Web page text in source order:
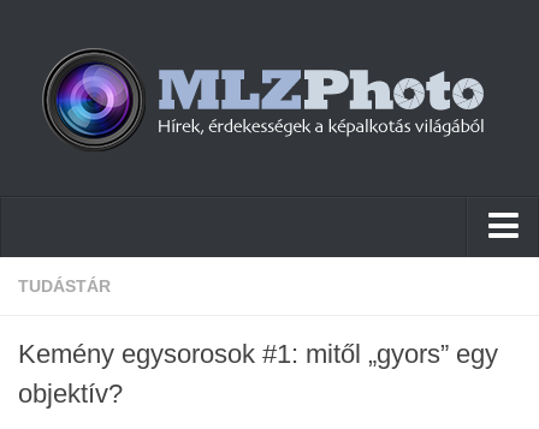
Hírek
Cikkek
Szoftver
TUDÁSTÁR
Kemény egysorosok #1: mitől „gyors” egy
objektív?